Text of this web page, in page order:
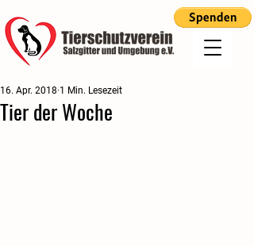
Tier der Woche
16. Apr. 2018 1 Min. Lesezeit